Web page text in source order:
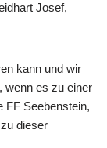
Josef,
kann und wir
wenn es zu einer
FF Seebenstein,
dieser